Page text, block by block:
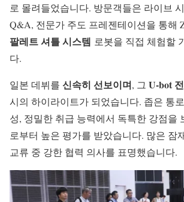
로 몰려들었습니다. 방문객들은 라이브
Q&A, 전문가 주도 프레젠테이션을 통해
팔레트 셔틀 시스템 로봇을 직접 체험할
다.
일본 데뷔를 신속히 선보이며, 그 U-bot
시의 하이라이트가 되었습니다. 좁은 통
성, 정밀한 취급 능력에서 독특한 강점을
로부터 높은 평가를 받았습니다. 많은 잠
교류 중 강한 협력 의사를 표명했습니다.